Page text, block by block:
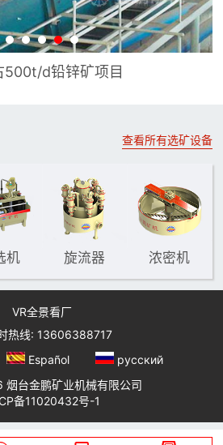
穆沁旗300t/d铅锌矿项目
查看所有选矿设备
机 旋流器 浓密机
VR全景看厂
热线: 13606388717
Español
русский
台金鹏矿业机械有限公司
备11020432号-1